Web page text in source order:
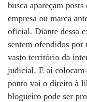
busca apareçam
empresa ou marca
oficial. Diante dessa
sentem ofendidos por
vasto território da
judicial. E aí
ponto vai o direito à
blogueiro pode ser